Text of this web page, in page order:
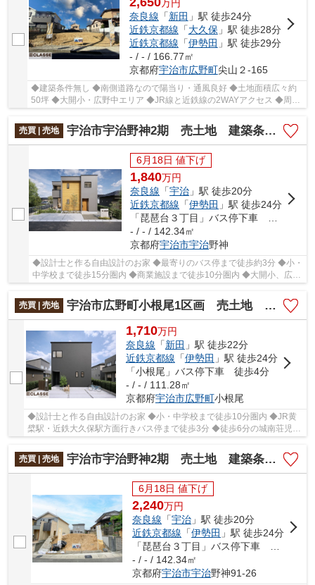
万 円
奈良線 「新田 」駅 徒歩24分
近鉄京都線 「大久保」駅 徒歩28分
近鉄京都線 「伊勢田 」駅 徒歩29分
- / - / 166.77㎡
京都府宇治市広野町尖山２-165
◆建築条件無し ◆南側道路なので陽当り・通風良好 ◆土地面積広々約
50坪 ◆大開小・広野中エリア ◆JR線と近鉄線の2WAYアクセス ◆周辺
売買 | 売地
宇治市宇治野神2期 売土地 建築条件付き
6月18日 値下げ
1,840万円
奈良線 「宇治 」駅 徒歩20分
近鉄京都線 「伊勢田 」駅 徒歩24分
- / - / 142.34㎡
京都府宇治市宇治野神
◆設計士と作る自由設計のお家 ◆最寄りのバス停まで徒歩約3分 ◆小・
中学校まで徒歩15分圏内 ◆商業施設まで徒歩10分圏内 ◆大開小、広野
売買 | 売地
宇治市広野町小根尾1区画 売土地 建築条件付き
1,710万円
奈良線 「新田 」駅 徒歩22分
近鉄京都線 「伊勢田 」駅 徒歩24分
「小根尾」バス停下車 徒歩4分
- / - / 111.28㎡
京都府宇治市広野町小根尾
◆設計士と作る自由設計のお家 ◆小・中学校まで徒歩10分圏内 ◆JR黄
檗駅・近鉄大久保駅方面行きバス停まで徒歩3分 ◆徒歩6分の城南荘児童
売買 | 売地
宇治市宇治野神2期 売土地 建築条件無し
6月18日 値下げ
2,240万円
奈良線 「宇治 」駅 徒歩20分
近鉄京都線 「伊勢田 」駅 徒歩24分
- / - / 142.34㎡
京都府宇治市宇治野神91-26